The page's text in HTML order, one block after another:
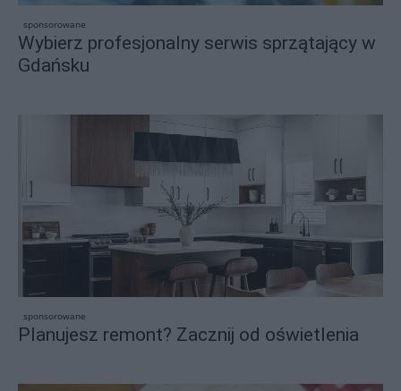
sponsorowane
Wybierz profesjonalny serwis sprzątający w
Gdańsku
sponsorowane
Planujesz remont? Zacznij od oświetlenia